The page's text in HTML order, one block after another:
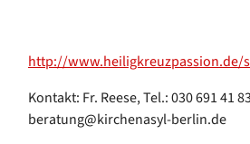
http://www.heiligkreuzpassion.de/
Kontakt: Fr. Reese, Tel.: 030 691 41
beratung@kirchenasyl-berlin.de